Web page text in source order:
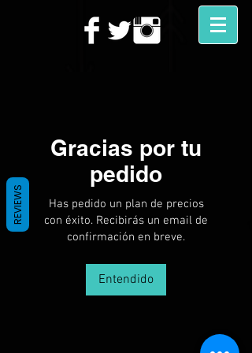
Gracias por tu
pedido
Has pedido un plan de precios
con éxito. Recibirás un email de
confirmación en breve.
Entendido
REVIEWS